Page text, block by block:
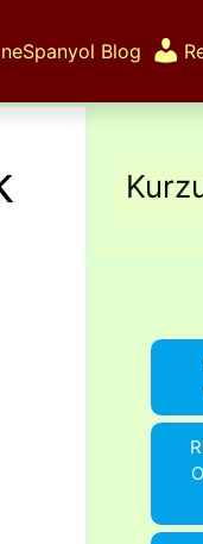
Blog